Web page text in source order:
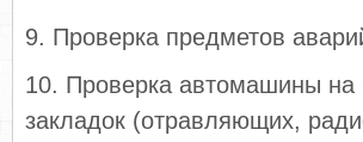
9. Проверка предметов
10. Проверка автомашины на
закладок (отравляющих,